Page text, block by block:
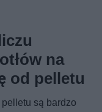
na
od pelletu
są bardzo